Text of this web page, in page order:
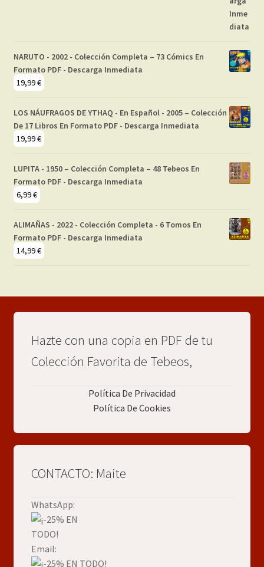
NARUTO - 2002 - Colección Completa – 73 Cómics En
Formato PDF - Descarga Inmediata
19,99€
LOS NÁUFRAGOS DE YTHAQ - En Español - 2005 – Colección
De 17 Libros En Formato PDF - Descarga Inmediata
19,99€
LUPITA - 1950 – Colección Completa – 48 Tebeos En
Formato PDF - Descarga Inmediata
6,99€
ALIMAÑAS - 2022 - Colección Completa - 6 Tomos En
Formato PDF - Descarga Inmediata
14,99€
Hazte con una copia en PDF de tu
Colección Favorita de Tebeos,
Política De Privacidad
Política De Cookies
CONTACTO: Maite
WhatsApp:
Email: